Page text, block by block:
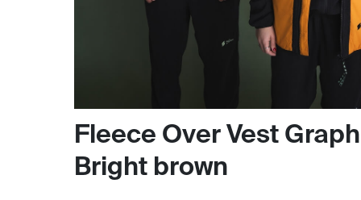
Fleece Over Vest
Bright brown